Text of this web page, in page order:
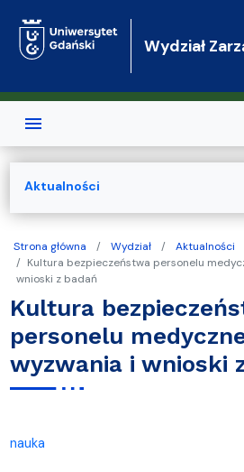
Wydział
Strona główna Wydział Aktualności
Kultura bezpieczeństwa personelu
wnioski z badań
Kultura
personelu
wyzwania i wnioski
nauka
Aktualności